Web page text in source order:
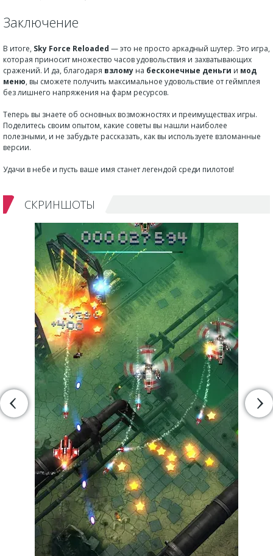
Заключение
В итоге, Sky Force Reloaded — это не просто аркадный шутер. Это игра,
которая приносит множество часов удовольствия и захватывающих
сражений. И да, благодаря взлому на бесконечные деньги и мод
меню, вы сможете получить максимальное удовольствие от геймплея
без лишнего напряжения на фарм ресурсов.
Теперь вы знаете об основных возможностях и преимуществах игры.
Поделитесь своим опытом, какие советы вы нашли наиболее
полезными, и не забудьте рассказать, как вы используете взломанные
версии.
Удачи в небе и пусть ваше имя станет легендой среди пилотов!
СКРИНШОТЫ